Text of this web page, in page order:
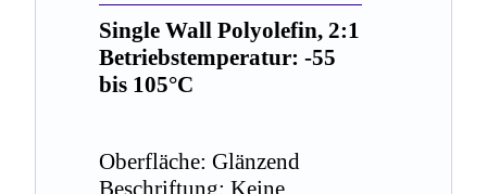
Single Wall Polyolefin, 2:1
Betriebstemperatur: -55
bis 105°C
Oberfläche: Glänzend